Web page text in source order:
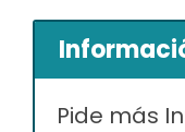
Pide más